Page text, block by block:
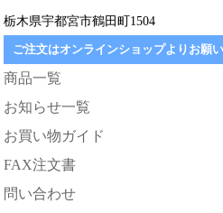
栃木県宇都宮市鶴田町1504
ご注文はオンラインショップよりお願
商品一覧
お知らせ一覧
お買い物ガイド
FAX注文書
問い合わせ